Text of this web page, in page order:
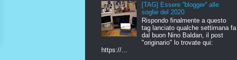
[TAG] Essere ''blogger'' alle
soglie del 2020
Rispondo finalmente a questo
tag lanciato qualche settimana fa
dal buon Nino Baldan, il post
"originario" lo trovate qui:
https://...